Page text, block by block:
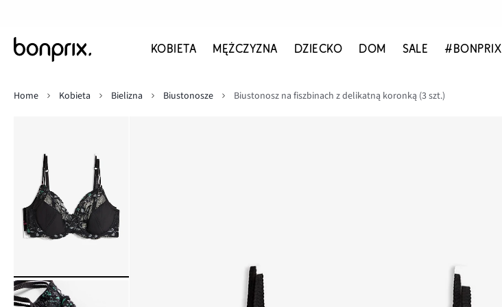
KOBIETA MĘŻCZYZNA DZIECKO DOM SALE #BONPRIX
Home
Kobieta Bielizna Biustonosze Biustonosz na fiszbinach z delikatną koronką (3 szt.)